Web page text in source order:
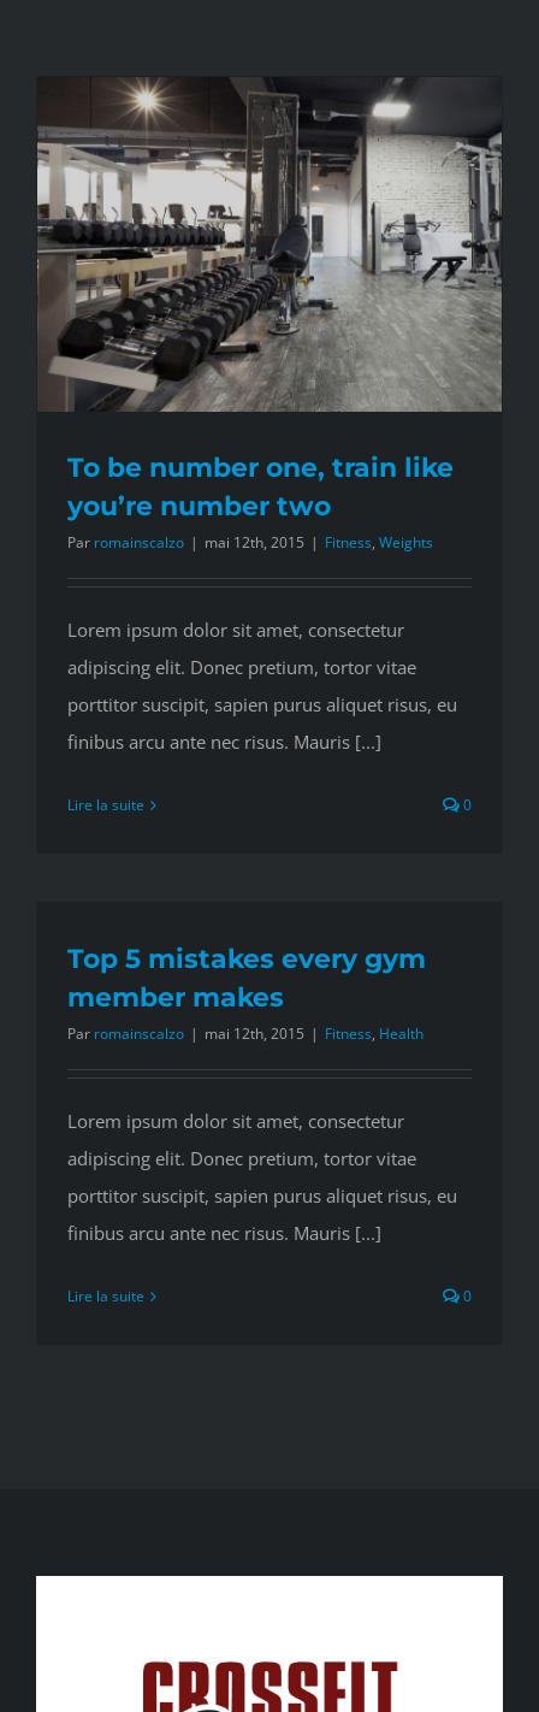
To be number one, train like
you’re number two
Par romainscalzo | mai 12th, 2015 | Fitness, Weights
Lorem ipsum dolor sit amet, consectetur
adipiscing elit. Donec pretium, tortor vitae
porttitor suscipit, sapien purus aliquet risus, eu
finibus arcu ante nec risus. Mauris [...]
Lire la suite 0
Top 5 mistakes every gym
member makes
Par romainscalzo | mai 12th, 2015 | Fitness, Health
Lorem ipsum dolor sit amet, consectetur
adipiscing elit. Donec pretium, tortor vitae
porttitor suscipit, sapien purus aliquet risus, eu
finibus arcu ante nec risus. Mauris [...]
Lire la suite 0